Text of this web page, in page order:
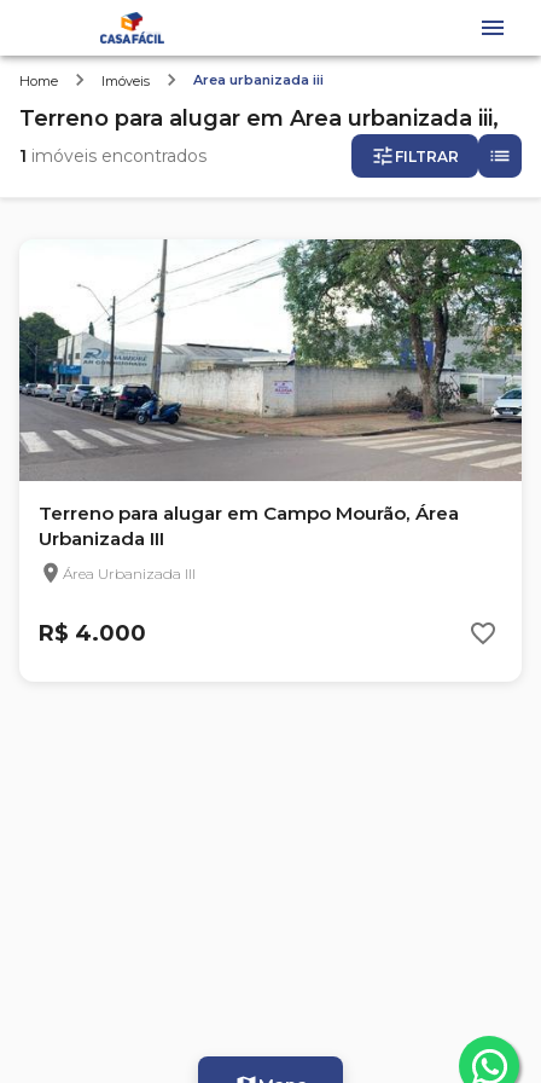
Home Imóveis Area urbanizada iii
Terreno para alugar em Area urbanizada iii,
1 imóveis encontrados FILTRAR
Terreno para alugar em Campo Mourão, Área
Urbanizada III
Área Urbanizada III
R$ 4.000